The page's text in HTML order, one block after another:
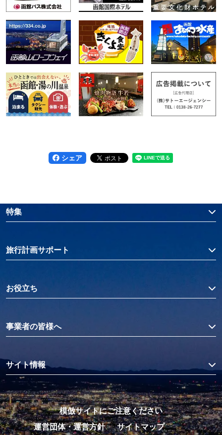
シェア
特集
旅行計画サポート
お役立ち
事業者の皆様へ
サイト情報
模倣サイトにご注意ください
運営団体・運営方針
サイトマップ